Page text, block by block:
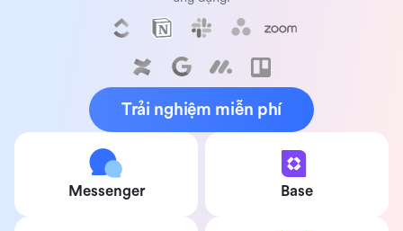
Trải nghiệm miễn phí
Messenger Base